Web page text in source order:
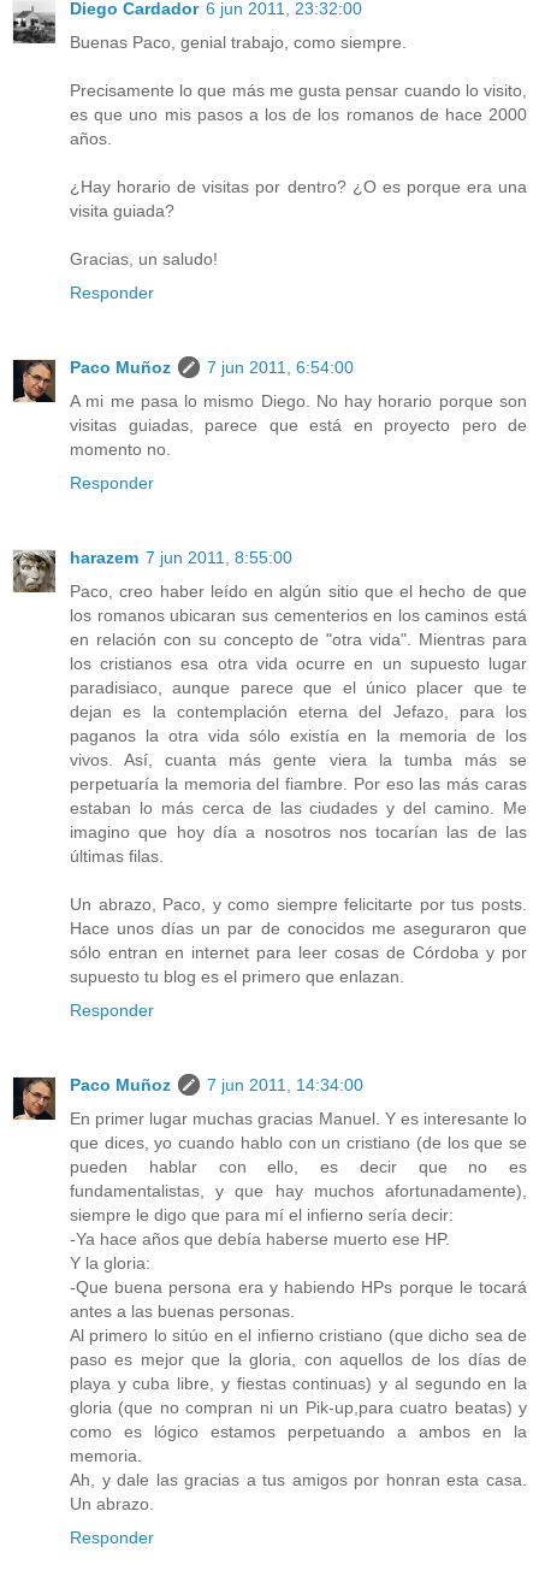
Diego Cardador 6 jun 2011, 23:32:00
Buenas Paco, genial trabajo, como siempre.
Precisamente lo que más me gusta pensar cuando lo visito,
es que uno mis pasos a los de los romanos de hace 2000
años.
¿Hay horario de visitas por dentro? ¿O es porque era una
visita guiada?
Gracias, un saludo!
Responder
Paco Muñoz
7 jun 2011, 6:54:00
A mi me pasa lo mismo Diego. No hay horario porque son
visitas guiadas, parece que está en proyecto pero de
momento no.
Responder
harazem 7 jun 2011, 8:55:00
Paco, creo haber leído en algún sitio que el hecho de que
los romanos ubicaran sus cementerios en los caminos está
en relación con su concepto de "otra vida". Mientras para
los cristianos esa otra vida ocurre en un supuesto lugar
paradisiaco, aunque parece que el único placer que te
dejan es la contemplación eterna del Jefazo, para los
paganos la otra vida sólo existía en la memoria de los
vivos. Así, cuanta más gente viera la tumba más se
perpetuaría la memoria del fiambre. Por eso las más caras
estaban lo más cerca de las ciudades y del camino. Me
imagino que hoy día a nosotros nos tocarían las de las
últimas filas.
Un abrazo, Paco, y como siempre felicitarte por tus posts.
Hace unos días un par de conocidos me aseguraron que
sólo entran en internet para leer cosas de Córdoba y por
supuesto tu blog es el primero que enlazan.
Responder
Paco Muñoz
7 jun 2011, 14:34:00
En primer lugar muchas gracias Manuel. Y es interesante lo
que dices, yo cuando hablo con un cristiano (de los que se
pueden hablar con ello, es decir que no es
fundamentalistas, y que hay muchos afortunadamente),
siempre le digo que para mí el infierno sería decir:
-Ya hace años que debía haberse muerto ese HP.
Y la gloria:
-Que buena persona era y habiendo HPs porque le tocará
antes a las buenas personas.
Al primero lo sitúo en el infierno cristiano (que dicho sea de
paso es mejor que la gloria, con aquellos de los días de
playa y cuba libre, y fiestas continuas) y al segundo en la
gloria (que no compran ni un Pik-up,para cuatro beatas) y
como es lógico estamos perpetuando a ambos en la
memoria.
Ah, y dale las gracias a tus amigos por honran esta casa.
Un abrazo.
Responder